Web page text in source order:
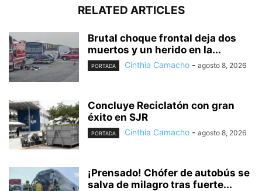
RELATED ARTICLES
Brutal choque frontal deja dos
muertos y un herido en la...
PORTADA Cinthia Camacho - agosto 8, 2026
Concluye Reciclatón con gran
éxito en SJR
PORTADA Cinthia Camacho - agosto 8, 2026
¡Prensado! Chófer de autobús se
salva de milagro tras fuerte...